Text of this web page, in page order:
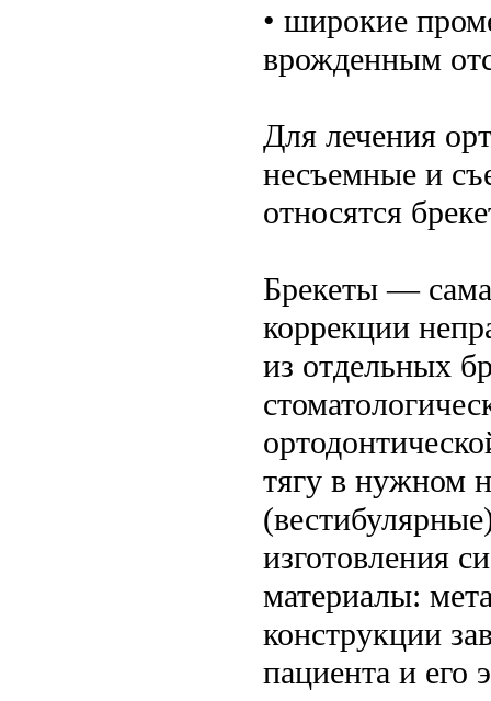
• широкие
врожденным
Для лечения
несъемные и
относятся
Брекеты —
коррекции
из отдельных
тягу в нужном
изготовления
материалы:
конструкции
пациента и его